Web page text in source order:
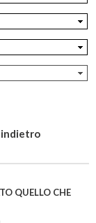
indietro
QUELLO CHE